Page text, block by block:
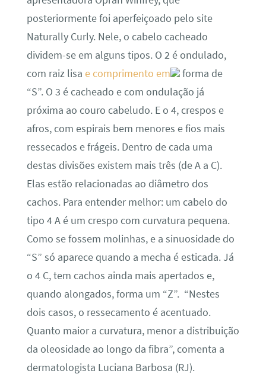
posteriormente foi aperfeiçoado pelo site
Naturally Curly. Nele, o cabelo cacheado
dividem-se em alguns tipos. O 2 é ondulado,
com raiz lisa e comprimento em
forma de
“S”. O 3 é cacheado e com ondulação já
próxima ao couro cabeludo. E o 4, crespos e
afros, com espirais bem menores e fios mais
ressecados e frágeis. Dentro de cada uma
destas divisões existem mais três (de A a C).
Elas estão relacionadas ao diâmetro dos
cachos. Para entender melhor: um cabelo do
tipo 4 A é um crespo com curvatura pequena.
Como se fossem molinhas, e a sinuosidade do
“S” só aparece quando a mecha é esticada. Já
o 4 C, tem cachos ainda mais apertados e,
quando alongados, forma um “Z”. “Nestes
dois casos, o ressecamento é acentuado.
Quanto maior a curvatura, menor a distribuição
da oleosidade ao longo da fibra”, comenta a
dermatologista Luciana Barbosa (RJ).